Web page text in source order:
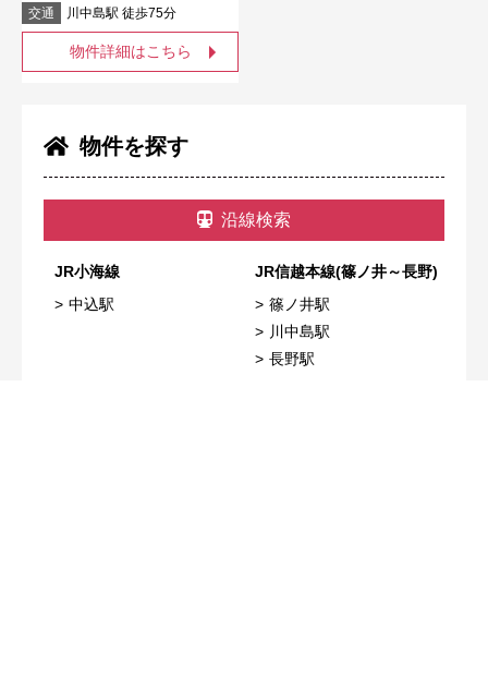
物件を探す
沿線検索
JR小海線
中込駅
JR信越本線(篠ノ井～長野)
篠ノ井駅
川中島駅
長野駅
交通
川中島駅 徒歩75分
物件詳細はこちら